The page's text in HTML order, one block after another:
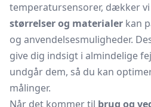
temperatursensorer, dækker
størrelser og materialer kan
og anvendelsesmuligheder.
give dig indsigt i almindelige
undgår dem, så du kan
målinger.
Når det kommer til brug og